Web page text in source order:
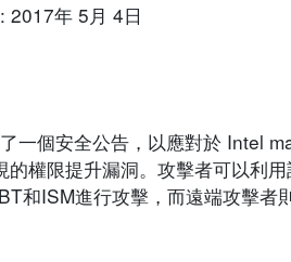
2017年 5月 4日
一個安全公告，以應對於 Intel
的權限提升漏洞。攻擊者可以利
和ISM進行攻擊，而遠端攻擊者